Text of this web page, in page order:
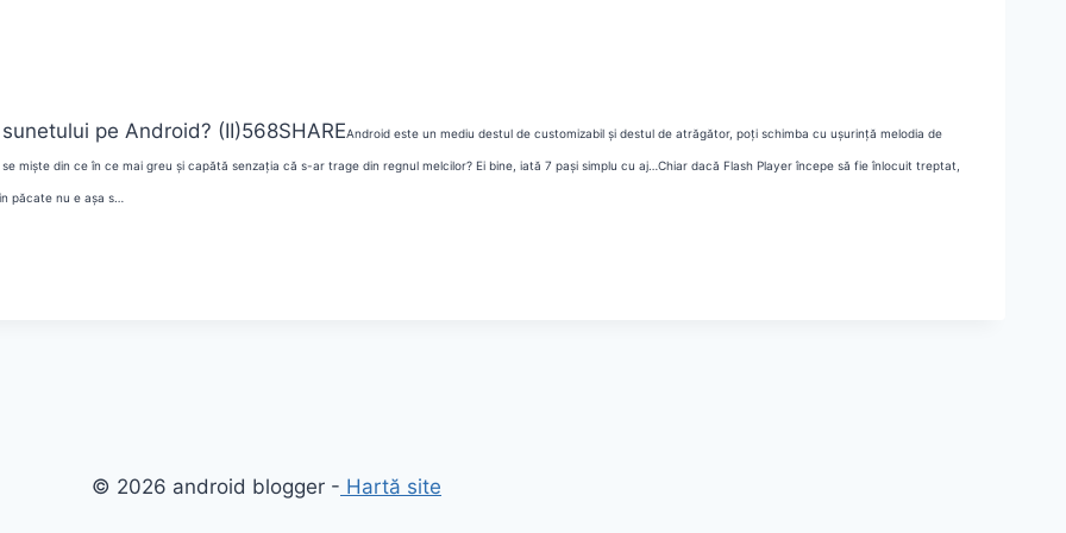
pe Android? (II)568SHAREAndroid este un mediu destul de customizabil și destul de atrăgător, poți schimba cu ușurință melodia de
miște din ce în ce mai greu și capătă senzația că s-ar trage din regnul melcilor? Ei bine, iată 7 pași simplu cu aj… Chiar dacă Flash Player începe să fie înlocuit treptat,
păcate nu e așa s…
© 2026 android blogger - Hartă site